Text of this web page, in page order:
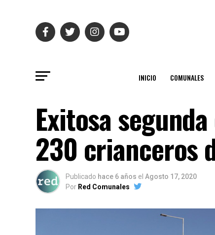
INICIO COMUNALES
Exitosa
230 crianceros
Publicado hace 6 años el Agosto 17, 2020
Por Red Comunales